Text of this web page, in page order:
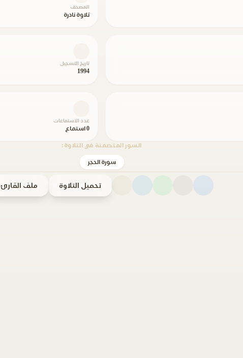
المصحف
تلاوة نادرة
تاريخ التسجيل
1994
عدد الاستماعات
0 استماع
السور المتضمنة في التلاوة:
سورة الحجر
تحميل التلاوة ملف القارئ